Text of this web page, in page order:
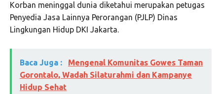
Korban meninggal dunia diketahui merupakan petugas
Penyedia Jasa Lainnya Perorangan (PJLP) Dinas
Lingkungan Hidup DKI Jakarta.
Baca Juga :
Mengenal Komunitas Gowes Taman
Gorontalo, Wadah Silaturahmi dan Kampanye
Hidup Sehat